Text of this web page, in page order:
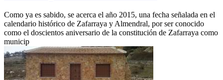
Como ya es sabido, se acerca el año 2015, una fecha señalada en el
calendario histórico de Zafarraya y Almendral, por ser conocido
como el doscientos aniversario de la constitución de Zafarraya como
municip